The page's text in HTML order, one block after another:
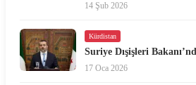
14 Şub 2026
Kürdistan
Suriye Dışişleri
17 Oca 2026